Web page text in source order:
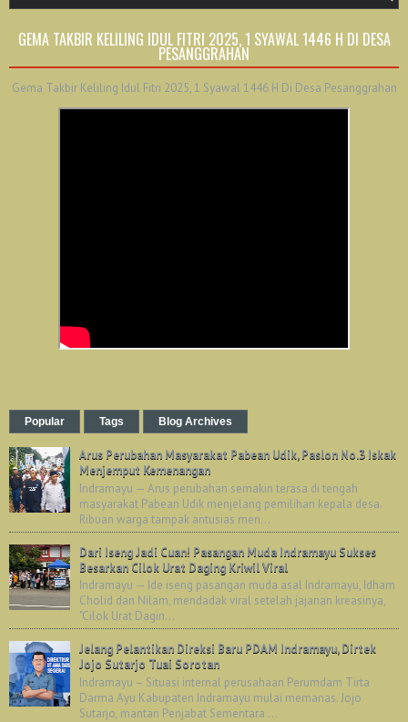
GEMA TAKBIR KELILING IDUL FITRI 2025, 1 SYAWAL 1446 H DI DESA
PESANGGRAHAN
Gema Takbir Keliling Idul Fitri 2025, 1 Syawal 1446 H Di Desa Pesanggrahan
Popular Tags Blog Archives
Arus Perubahan Masyarakat Pabean Udik, Paslon No.3 Iskak
Menjemput Kemenangan
Indramayu — Arus perubahan semakin terasa di tengah
masyarakat Pabean Udik menjelang pemilihan kepala desa.
Ribuan warga tampak antusias men...
Dari Iseng Jadi Cuan! Pasangan Muda Indramayu Sukses
Besarkan Cilok Urat Daging Kriwil Viral
Indramayu — Ide iseng pasangan muda asal Indramayu, Idham
Cholid dan Nilam, mendadak viral setelah jajanan kreasinya,
"Cilok Urat Dagin...
Jelang Pelantikan Direksi Baru PDAM Indramayu, Dirtek
Jojo Sutarjo Tuai Sorotan
Indramayu – Situasi internal perusahaan Perumdam Tirta
Darma Ayu Kabupaten Indramayu mulai memanas. Jojo
Sutarjo, mantan Penjabat Sementara ...